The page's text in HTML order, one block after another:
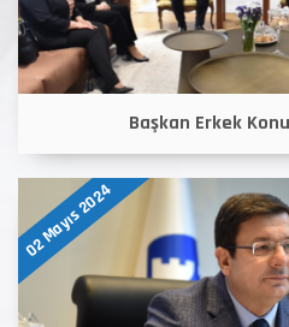
Başkan Erkek
02 Mayıs 2024